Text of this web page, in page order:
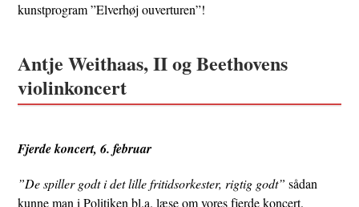
kunstprogram ”Elverhøj ouverturen”!
Antje Weithaas, II og Beethovens
violinkoncert
Fjerde koncert, 6. februar
”De spiller godt i det lille fritidsorkester, rigtig godt” sådan
kunne man i Politiken bl.a. læse om vores fjerde koncert.